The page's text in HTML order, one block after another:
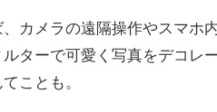
カメラの遠隔操作やスマホ
ターで可愛く写真をデコレ
ことも。